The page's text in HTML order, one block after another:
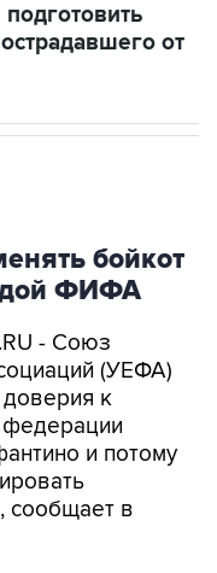
от
бойкот
ФИФА
- Союз
(УЕФА)
к
и потому
сообщает в